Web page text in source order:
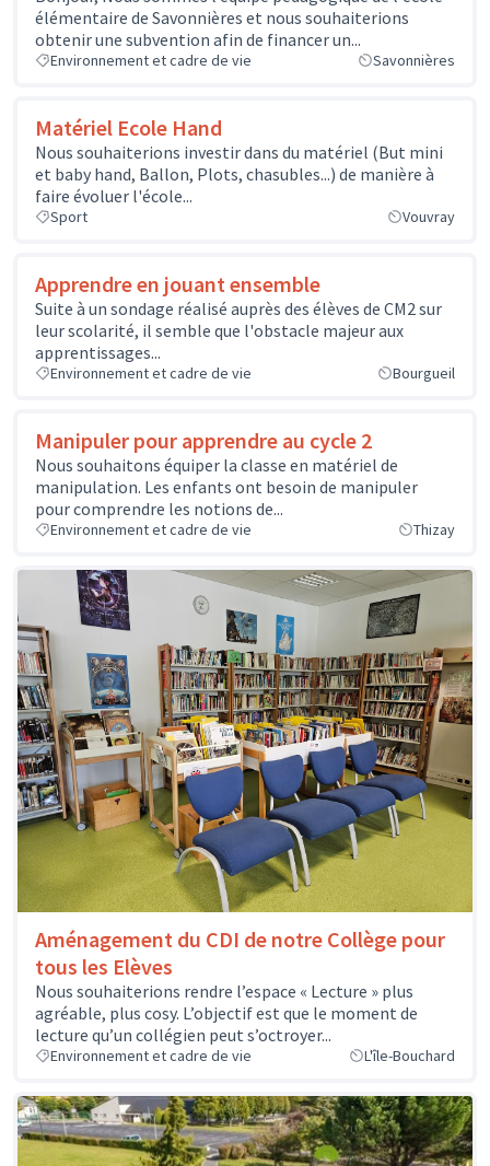
élémentaire de Savonnières et nous souhaiterions
obtenir une subvention afin de financer un...
Environnement et cadre de vie Savonnières
Matériel Ecole Hand
Nous souhaiterions investir dans du matériel (But mini
et baby hand, Ballon, Plots, chasubles...) de manière à
faire évoluer l'école...
Sport Vouvray
Apprendre en jouant ensemble
Suite à un sondage réalisé auprès des élèves de CM2 sur
leur scolarité, il semble que l'obstacle majeur aux
apprentissages...
Environnement et cadre de vie Bourgueil
Manipuler pour apprendre au cycle 2
Nous souhaitons équiper la classe en matériel de
manipulation. Les enfants ont besoin de manipuler
pour comprendre les notions de...
Environnement et cadre de vie Thizay
Aménagement du CDI de notre Collège pour
tous les Elèves
Nous souhaiterions rendre l’espace « Lecture » plus
agréable, plus cosy. L’objectif est que le moment de
lecture qu’un collégien peut s’octroyer...
Environnement et cadre de vie L'île-Bouchard